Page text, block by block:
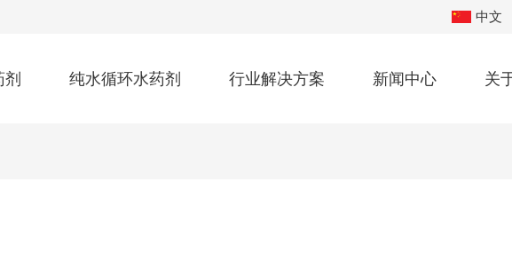
中文
纯水循环水药剂 行业解决方案 新闻中心 关